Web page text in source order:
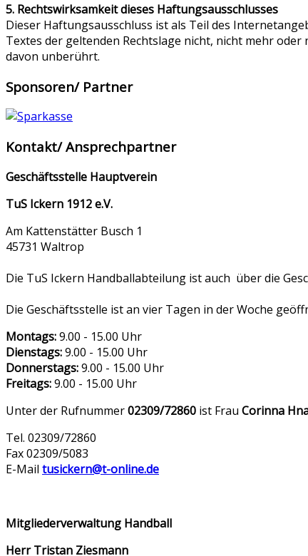
5. Rechtswirksamkeit dieses Haftungsausschlusses
Dieser Haftungsausschluss ist als Teil des
Textes der geltenden Rechtslage nicht, nicht mehr
davon unberührt.
Sponsoren/ Partner
Kontakt/ Ansprechpartner
Geschäftsstelle Hauptverein
TuS Ickern 1912 e.V.
Am Kattenstätter Busch 1
45731 Waltrop
Die TuS Ickern Handballabteilung ist auch über die
Die Geschäftsstelle ist an vier Tagen in der Woche
Montags:9.00 - 15.00 Uhr
Dienstags:9.00 - 15.00 Uhr
Donnerstags:9.00 - 15.00 Uhr
Freitags:9.00 - 15.00 Uhr
Unter der Rufnummer02309/72860 ist Frau Corinna
Tel. 02309/72860
Fax 02309/5083
E-Mail tusickern@t-online.de
Mitgliederverwaltung Handball
Herr Tristan Ziesmann